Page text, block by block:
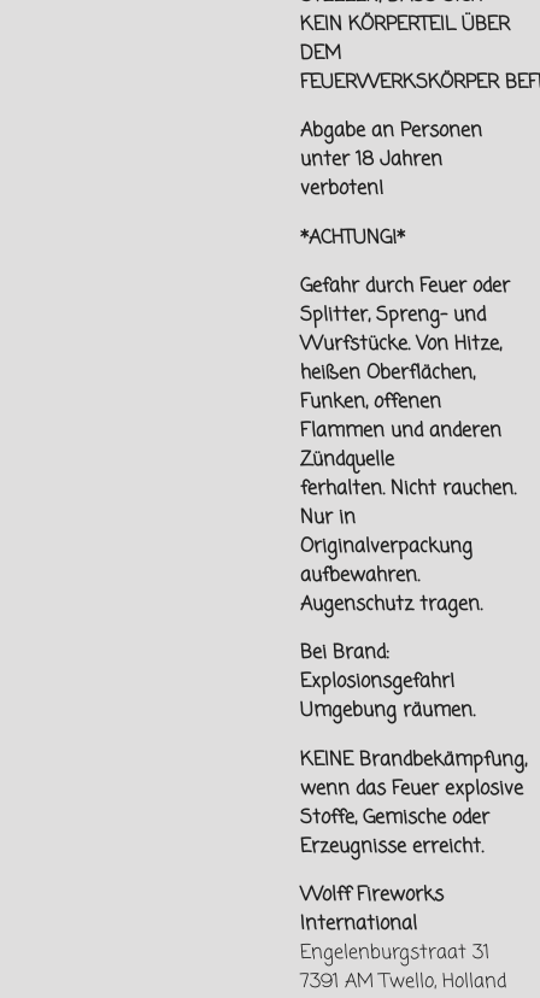
KEIN KÖRPERTEIL ÜBER
DEM
FEUERWERKSKÖRPER
Abgabe an Personen
unter18 Jahren
verboten!
*ACHTUNG!*
Gefahr durch Feuer oder
Splitter, Spreng- und
Wurfstücke. Von Hitze,
heißen Oberflächen,
Funken, offenen
Flammen undanderen
Zündquelle
ferhalten.Nicht rauchen.
Nur in
Originalverpackung
aufbewahren.
Augenschutz tragen.
Bei Brand:
Explosionsgefahr!
Umgebung räumen.
KEINE Brandbekämpfung,
wenn das Feuer explosive
Stoffe, Gemische oder
Erzeugnisse erreicht.
Wolff Fireworks
International
Engelenburgstraat 31
7391 AM Twello, Holland